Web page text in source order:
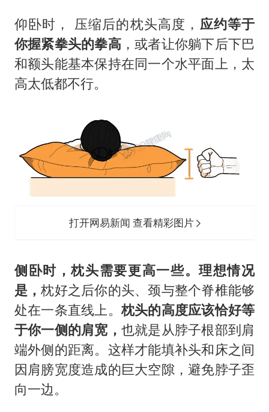
仰卧时， 压缩后的枕头高度， 应约等于
你握紧拳头的拳高，或者让你躺下后下巴
和额头能基本保持在同一个水平面上，太
高太低都不行。
打开网易新闻 查看精彩图片
侧卧时，枕头需要更高一些。理想情况
是，枕好之后你的头、颈与整个脊椎能够
处在一条直线上。枕头的高度应该恰好等
于你一侧的肩宽， 也就是从脖子根部到肩
端外侧的距离。这样才能填补头和床之间
因肩膀宽度造成的巨大空隙，避免脖子歪
向一边。